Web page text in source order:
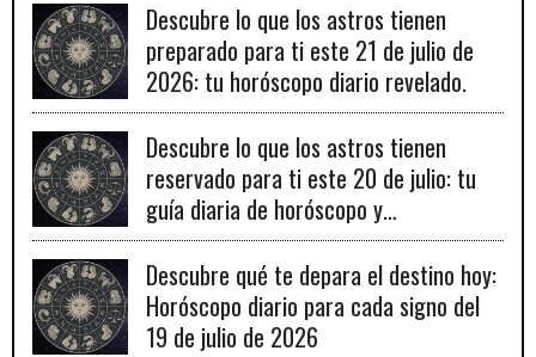
Descubre lo que los astros tienen
preparado para ti este 21 de julio de
2026: tu horóscopo diario revelado.
Descubre lo que los astros tienen
reservado para ti este 20 de julio: tu
guía diaria de horóscopo y
recomendaciones para un día lleno de
fortuna.
Descubre qué te depara el destino hoy:
Horóscopo diario para cada signo del
19 de julio de 2026